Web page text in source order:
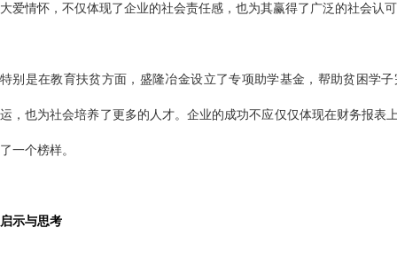
大爱情怀，不仅体现了企业的社会责任感，也为其赢得了广泛的社会认
特别是在教育扶贫方面，盛隆冶金设立了专项助学基金，帮助贫困学
运，也为社会培养了更多的人才。企业的成功不应仅仅体现在财务报表
了一个榜样。
启示与思考